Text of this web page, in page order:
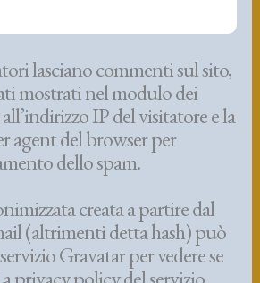
lasciano commenti sul sito,
mostrati nel modulo dei
IP del visitatore e la
agent del browser per
dello spam.
creata a partire dal
(altrimenti detta hash) può
Gravatar per vedere se